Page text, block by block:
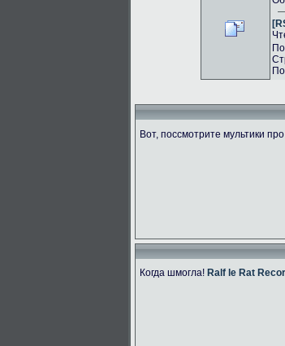
Вот, поссмотрите мультики
Когда шмогла! Ralf le Rat